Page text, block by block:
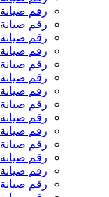
رقم
رقم
رقم صيانة
رقم
رقم
رقم صيانة
رقم
رقم
رقم صيانة
رقم
رقم صيانة
رقم
رقم
رقم